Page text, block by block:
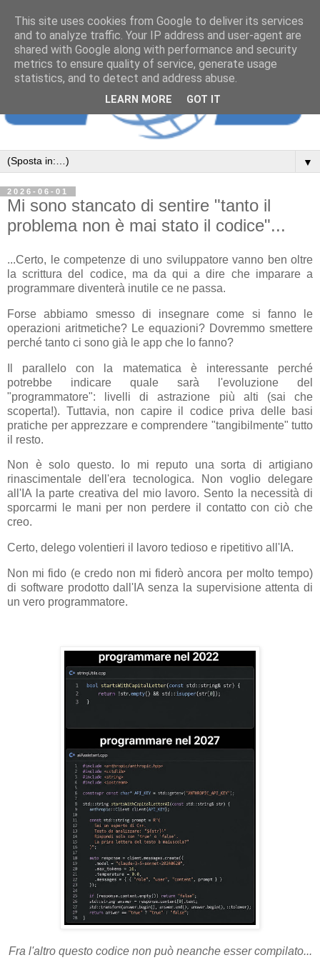
▼
2026-06-01
Mi sono stancato di sentire "tanto il
problema non è mai stato il codice"...
...Certo, le competenze di uno sviluppatore vanno ben oltre
la scrittura del codice, ma da qui a dire che imparare a
programmare diventerà inutile ce ne passa.
Forse abbiamo smesso di insegnare come si fanno le
operazioni aritmetiche? Le equazioni? Dovremmo smettere
perché tanto ci sono già le app che lo fanno?
Il parallelo con la matematica è interessante perché
potrebbe indicare quale sarà l'evoluzione del
"programmatore": livelli di astrazione più alti (sai che
scoperta!). Tuttavia, non capire il codice priva delle basi
pratiche per apprezzare e comprendere "tangibilmente" tutto
il resto.
Non è solo questo. Io mi reputo una sorta di artigiano
rinascimentale dell'era tecnologica. Non voglio delegare
all'IA la parte creativa del mio lavoro. Sento la necessità di
sporcarmi le mani per non perdere il contatto con ciò che
creo.
Certo, delego volentieri il lavoro tedioso e ripetitivo all'IA.
Non mi fido (e credo non mi fiderò ancora per molto tempo)
di software prodotto dall'IA senza la supervisione attenta di
un vero programmatore.
Fra l'altro questo codice non può neanche esser compilato...
This site uses cookies from Google to deliver its services
and to analyze traffic. Your IP address and user-agent are
shared with Google along with performance and security
metrics to ensure quality of service, generate usage
statistics, and to detect and address abuse.
LEARN MORE GOT IT